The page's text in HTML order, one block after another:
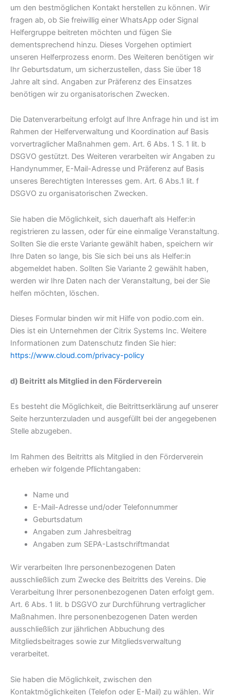
um den bestmöglichen Kontakt herstellen zu können. Wir
fragen ab, ob Sie freiwillig einer WhatsApp oder Signal
Helfergruppe beitreten möchten und fügen Sie
dementsprechend hinzu. Dieses Vorgehen optimiert
unseren Helferprozess enorm. Des Weiteren benötigen wir
Ihr Geburtsdatum, um sicherzustellen, dass Sie über 18
Jahre alt sind. Angaben zur Präferenz des Einsatzes
benötigen wir zu organisatorischen Zwecken.
Die Datenverarbeitung erfolgt auf Ihre Anfrage hin und ist im
Rahmen der Helferverwaltung und Koordination auf Basis
vorvertraglicher Maßnahmen gem. Art. 6 Abs. 1 S. 1 lit. b
DSGVO gestützt. Des Weiteren verarbeiten wir Angaben zu
Handynummer, E-Mail-Adresse und Präferenz auf Basis
unseres Berechtigten Interesses gem. Art. 6 Abs.1 lit. f
DSGVO zu organisatorischen Zwecken.
Sie haben die Möglichkeit, sich dauerhaft als Helfer:in
registrieren zu lassen, oder für eine einmalige Veranstaltung.
Sollten Sie die erste Variante gewählt haben, speichern wir
Ihre Daten so lange, bis Sie sich bei uns als Helfer:in
abgemeldet haben. Sollten Sie Variante 2 gewählt haben,
werden wir Ihre Daten nach der Veranstaltung, bei der Sie
helfen möchten, löschen.
Dieses Formular binden wir mit Hilfe von podio.com ein.
Dies ist ein Unternehmen der Citrix Systems Inc. Weitere
Informationen zum Datenschutz finden Sie hier:
https://www.cloud.com/privacy-policy
d) Beitritt als Mitglied in den Förderverein
Es besteht die Möglichkeit, die Beitrittserklärung auf unserer
Seite herzunterzuladen und ausgefüllt bei der angegebenen
Stelle abzugeben.
Im Rahmen des Beitritts als Mitglied in den Förderverein
erheben wir folgende Pflichtangaben:
Name und
E-Mail-Adresse und/oder Telefonnummer
Geburtsdatum
Angaben zum Jahresbeitrag
Angaben zum SEPA-Lastschriftmandat
Wir verarbeiten Ihre personenbezogenen Daten
ausschließlich zum Zwecke des Beitritts des Vereins. Die
Verarbeitung Ihrer personenbezogenen Daten erfolgt gem.
Art. 6 Abs. 1 lit. b DSGVO zur Durchführung vertraglicher
Maßnahmen. Ihre personenbezogenen Daten werden
ausschließlich zur jährlichen Abbuchung des
Mitgliedsbeitrages sowie zur Mitgliedsverwaltung
verarbeitet.
Sie haben die Möglichkeit, zwischen den
Kontaktmöglichkeiten (Telefon oder E-Mail) zu wählen. Wir